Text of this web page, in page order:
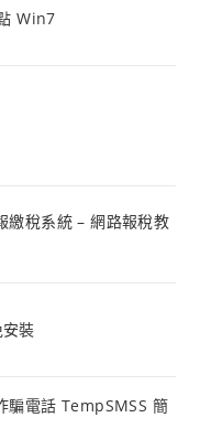
Win7
繳稅系統 – 網路報稅教
裝
騙電話 TempSMSS 簡